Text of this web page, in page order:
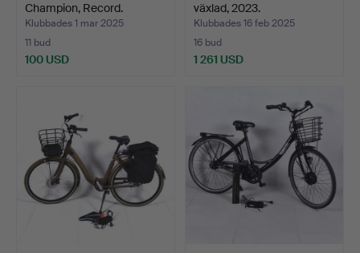
Champion, Record.
Klubbades 1 mar 2025
11 bud
100 USD
växlad, 2023.
Klubbades 16 feb 2025
16 bud
1 261 USD